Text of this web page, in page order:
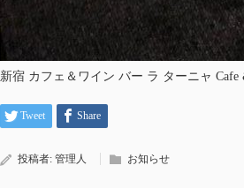
新宿 カフェ＆ワイン バー ラ ターニャ Cafe
Tweet Share
投稿者: 管理人 お知らせ